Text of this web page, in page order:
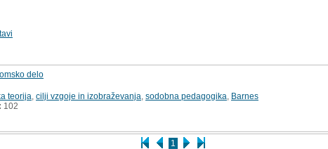
1
delo
teorija cilji vzgoje in izobraževanja sodobna pedagogika Barnes
102